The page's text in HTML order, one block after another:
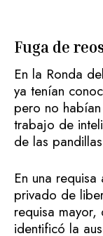
Fuga de
En la Ronda
ya tenían
pero no
trabajo de
de las
En una
privado de
requisa
identificó la